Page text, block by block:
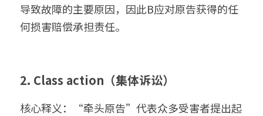
导致故障的主要原因，因此B应对原告获得的任
何损害赔偿承担责任。
2. Class action（集体诉讼）
核心释义：“牵头原告”代表众多受害者提出起